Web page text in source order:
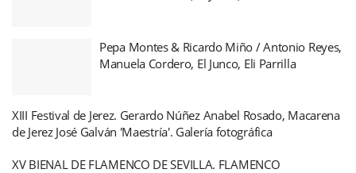
Pepa Montes & Ricardo Miño / Antonio Reyes,
Manuela Cordero, El Junco, Eli Parrilla
XIII Festival de Jerez. Gerardo Núñez Anabel Rosado, Macarena
de Jerez José Galván 'Maestría'. Galería fotográfica
XV BIENAL DE FLAMENCO DE SEVILLA. FLAMENCO